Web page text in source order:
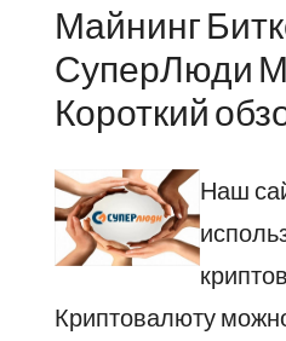
Майнинг
СуперЛюди
Короткий
Наш
Криптовалюту